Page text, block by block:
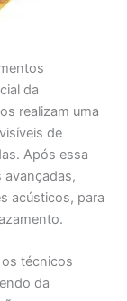
da
realizam uma
de
Após essa
avançadas,
acústicos, para
técnicos
da